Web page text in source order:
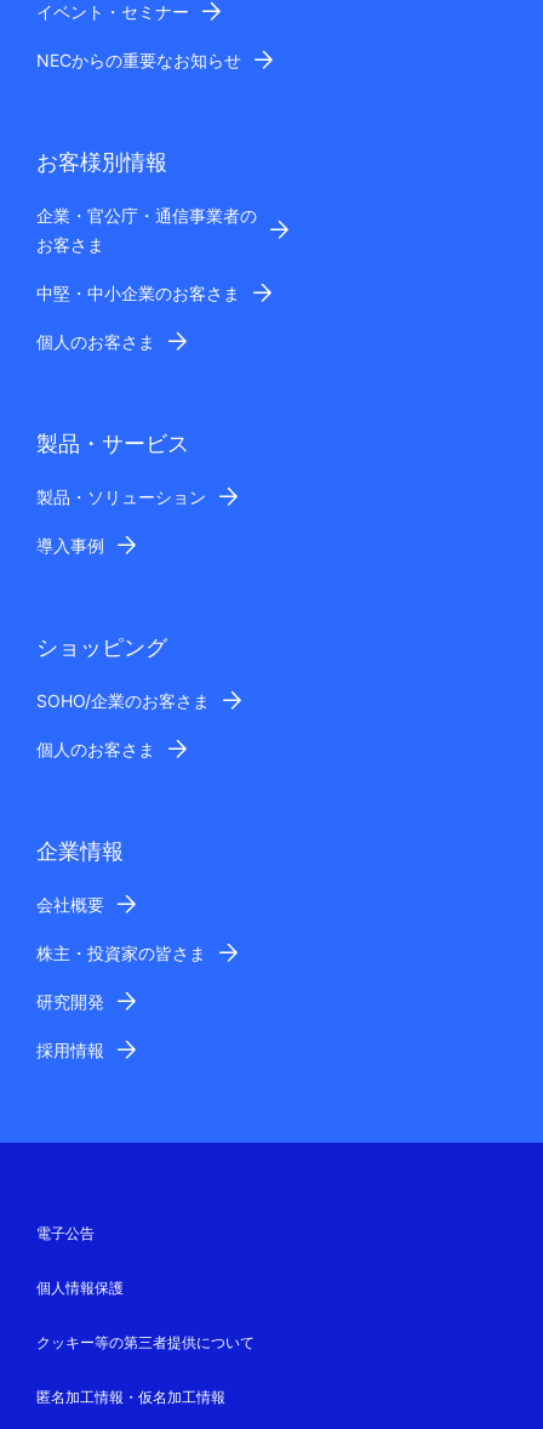
イベント・セミナー
NECからの重要なお知らせ
お客様別情報
企業・官公庁・通信事業者の
お客さま
中堅・中小企業のお客さま
個人のお客さま
製品・サービス
製品・ソリューション
導入事例
ショッピング
SOHO/企業のお客さま
個人のお客さま
企業情報
会社概要
株主・投資家の皆さま
研究開発
採用情報
電子公告
個人情報保護
クッキー等の第三者提供について
匿名加工情報・仮名加工情報